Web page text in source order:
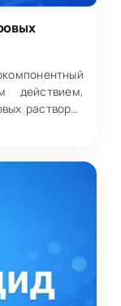
действием,
растворов